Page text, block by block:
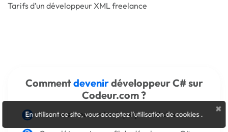
Tarifs d’un développeur XML freelance
Commentdevenirdéveloppeur C# sur
Codeur.com ?
Inscrivez-vousen tant que prestataire
×
En utilisant ce site, vous acceptez l'utilisation de cookies.